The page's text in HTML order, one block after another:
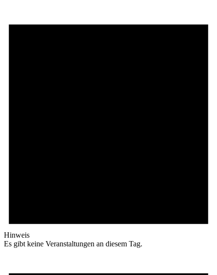
Hinweis
Es gibt keine Veranstaltungen an diesem Tag.